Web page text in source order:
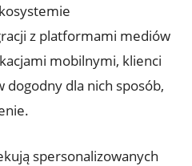
z platformami⁢ mediów
mobilnymi, klienci
dla nich ⁤sposób,
spersonalizowanych